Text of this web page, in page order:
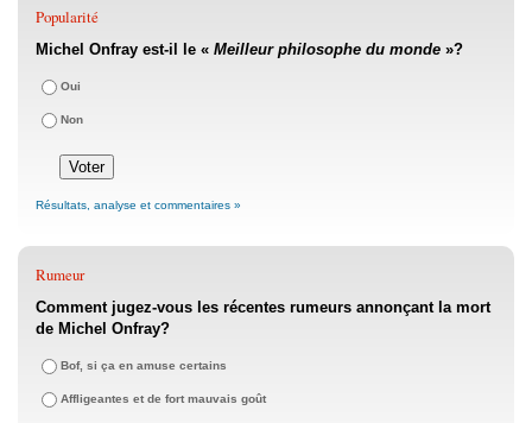
Popularité
Michel Onfray est-il le « Meilleur philosophe du monde »?
Oui
Non
Résultats, analyse et commentaires »
Rumeur
Comment jugez-vous les récentes rumeurs annonçant la mort
de Michel Onfray?
Bof, si ça en amuse certains
Affligeantes et de fort mauvais goût